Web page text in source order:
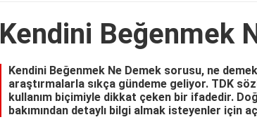
Kendini Beğenmek
Kendini Beğenmek Ne Demek sorusu, ne
araştırmalarla sıkça gündeme geliyor. TDK
kullanım biçimiyle dikkat çeken bir ifadedir.
bakımından detaylı bilgi almak isteyenler için